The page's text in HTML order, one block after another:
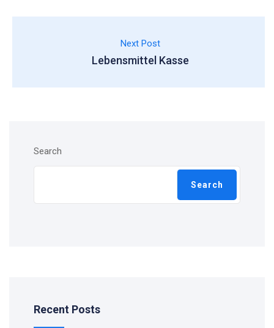
Next Post
Lebensmittel Kasse
Search
Search
Recent Posts